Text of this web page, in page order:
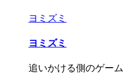
ヨミズミ
ヨミズミ
追いかける側のゲーム